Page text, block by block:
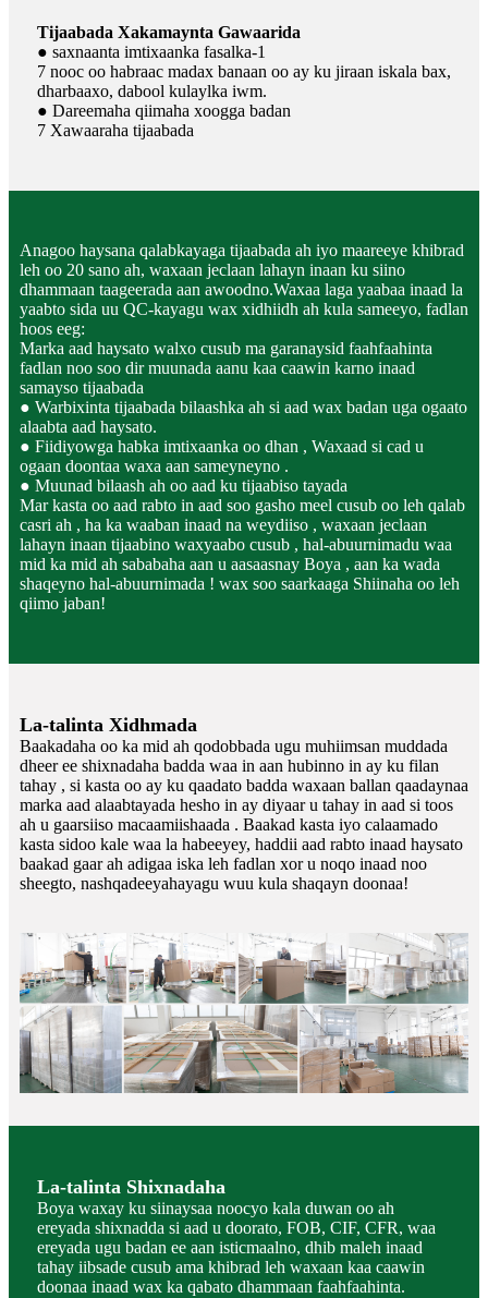
Tijaabada Xakamaynta Gawaarida
● saxnaanta imtixaanka fasalka-1
7 nooc oo habraac madax banaan oo ay ku jiraan iskala bax,
dharbaaxo, dabool kulaylka iwm.
● Dareemaha qiimaha xoogga badan
7 Xawaaraha tijaabada
Anagoo haysana qalabkayaga tijaabada ah iyo maareeye khibrad
leh oo 20 sano ah, waxaan jeclaan lahayn inaan ku siino
dhammaan taageerada aan awoodno.Waxaa laga yaabaa inaad la
yaabto sida uu QC-kayagu wax xidhiidh ah kula sameeyo, fadlan
hoos eeg:
Marka aad haysato walxo cusub ma garanaysid faahfaahinta
fadlan noo soo dir muunada aanu kaa caawin karno inaad
samayso tijaabada
● Warbixinta tijaabada bilaashka ah si aad wax badan uga ogaato
alaabta aad haysato.
● Fiidiyowga habka imtixaanka oo dhan , Waxaad si cad u
ogaan doontaa waxa aan sameyneyno .
● Muunad bilaash ah oo aad ku tijaabiso tayada
Mar kasta oo aad rabto in aad soo gasho meel cusub oo leh qalab
casri ah , ha ka waaban inaad na weydiiso , waxaan jeclaan
lahayn inaan tijaabino waxyaabo cusub , hal-abuurnimadu waa
mid ka mid ah sababaha aan u aasaasnay ​​Boya , aan ka wada
shaqeyno hal-abuurnimada ! wax soo saarkaaga Shiinaha oo leh
qiimo jaban!
La-talinta Xidhmada
Baakadaha oo ka mid ah qodobbada ugu muhiimsan muddada
dheer ee shixnadaha badda waa in aan hubinno in ay ku filan
tahay , si kasta oo ay ku qaadato badda waxaan ballan qaadaynaa
marka aad alaabtayada hesho in ay diyaar u tahay in aad si toos
ah u gaarsiiso macaamiishaada . Baakad kasta iyo calaamado
kasta sidoo kale waa la habeeyey, haddii aad rabto inaad haysato
baakad gaar ah adigaa iska leh fadlan xor u noqo inaad noo
sheegto, nashqadeeyahayagu wuu kula shaqayn doonaa!
La-talinta Shixnadaha
Boya waxay ku siinaysaa noocyo kala duwan oo ah
ereyada shixnadda si aad u doorato, FOB, CIF, CFR, waa
ereyada ugu badan ee aan isticmaalno, dhib maleh inaad
tahay iibsade cusub ama khibrad leh waxaan kaa caawin
doonaa inaad wax ka qabato dhammaan faahfaahinta.